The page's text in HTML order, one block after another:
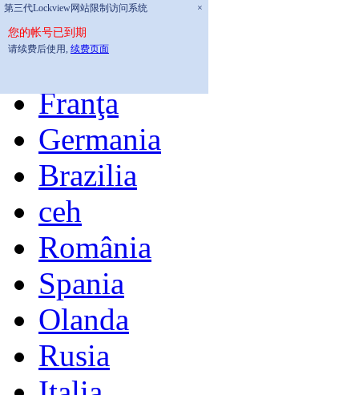
第三代Lockview网站限制访问系统 ×
您的帐号已到期
请续费后使用, 续费页面
Acasă
Franţa
Germania
Brazilia
ceh
România
Spania
Olanda
Rusia